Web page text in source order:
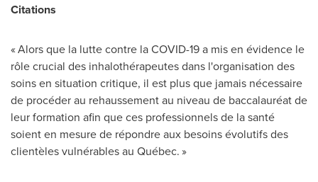
Citations
« Alors que la lutte contre la COVID-19 a mis en évidence le
rôle crucial des inhalothérapeutes dans l'organisation des
soins en situation critique, il est plus que jamais nécessaire
de procéder au rehaussement au niveau de baccalauréat de
leur formation afin que ces professionnels de la santé
soient en mesure de répondre aux besoins évolutifs des
clientèles vulnérables au Québec. »